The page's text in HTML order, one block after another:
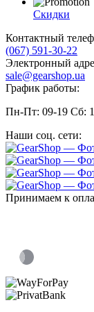
Скидки
Контактный
(067) 591-30-22
Электронный
sale@gearshop.ua
График работы:
Пн-Пт: 09-19 Сб:
Наши соц. сети:
Принимаем к